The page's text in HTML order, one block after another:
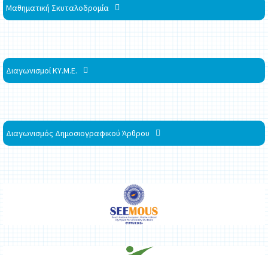
Μαθηματική Σκυταλοδρομία
Διαγωνισμοί ΚΥ.Μ.Ε.
Διαγωνισμός Δημοσιογραφικού Άρθρου